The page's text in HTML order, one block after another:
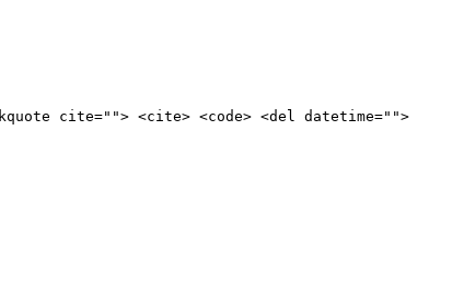
cite=""> <cite> <code> <del datetime="">